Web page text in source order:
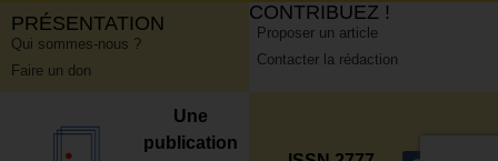
PRÉSENTATION
Qui sommes-nous ?
Faire un don
CONTRIBUEZ !
Proposer un article
Contacter la rédaction
Une
publication